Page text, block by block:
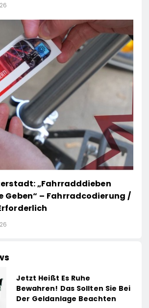
„Fahrradddieben
Geben“ – Fahrradcodierung /
Jetzt Heißt Es Ruhe
Bewahren! Das Sollten Sie Bei
Der Geldanlage Beachten